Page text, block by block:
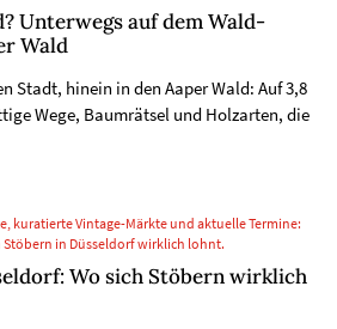
Unterwegs auf dem Wald-
Wald
Stadt, hinein in den Aaper Wald: Auf 3,8
Wege, Baumrätsel und Holzarten, die
kuratierte Vintage-Märkte und aktuelle Termine:
in Düsseldorf wirklich lohnt.
Wo sich Stöbern wirklich